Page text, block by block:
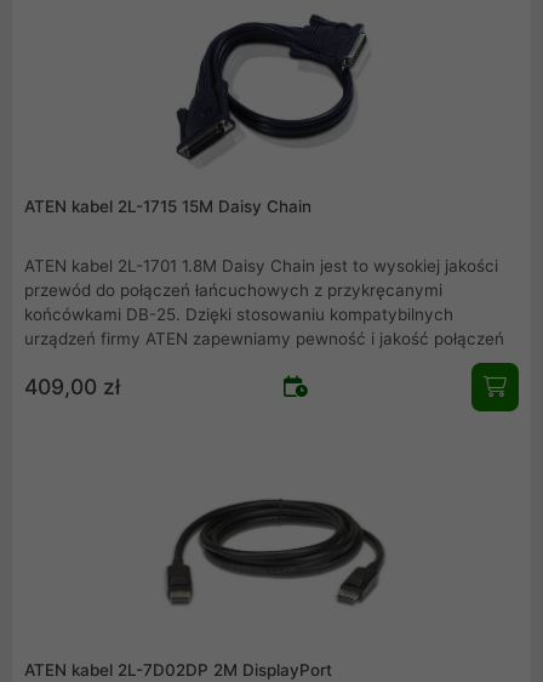
ATEN kabel 2L-1715 15M Daisy Chain
ATEN kabel 2L-1701 1.8M Daisy Chain jest to wysokiej jakości
przewód do połączeń łańcuchowych z przykręcanymi
końcówkami DB-25. Dzięki stosowaniu kompatybilnych
urządzeń firmy ATEN zapewniamy pewność i jakość połączeń
409,00 zł
ATEN kabel 2L-7D02DP 2M DisplayPort